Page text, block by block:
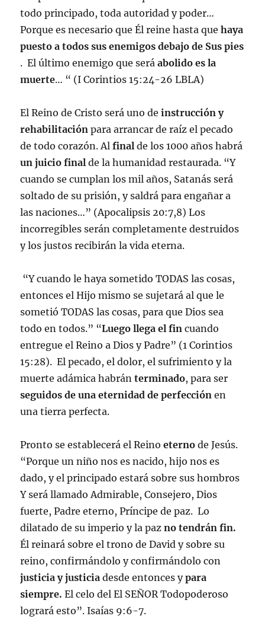
todo principado, toda autoridad y poder…
Porque es necesario que Él reine hasta quehaya
puesto a todos sus enemigos debajo de Sus pies
. El último enemigo que seráabolido es la
muerte… “ (I Corintios 15:24-26 LBLA)
El Reino de Cristo será uno deinstrucción y
rehabilitación para arrancar de raíz el pecado
de todo corazón. Alfinal de los 1000 años habrá
un juicio final de la humanidad restaurada. “Y
cuando se cumplan los mil años, Satanás será
soltado de su prisión, y saldrá para engañar a
las naciones…” (Apocalipsis 20:7,8) Los
incorregibles serán completamente destruidos
y los justos recibirán la vida eterna.
“Y cuando le haya sometido TODAS las cosas,
entonces el Hijo mismo se sujetará al que le
sometió TODAS las cosas, para que Dios sea
todo en todos.” “Luego llega el fincuando
entregue el Reino a Dios y Padre” (1 Corintios
15:28). El pecado, el dolor, el sufrimiento y la
muerte adámica habránterminado, para ser
seguidos de una eternidad de perfección en
una tierra perfecta.
Pronto se establecerá el Reinoeterno de Jesús.
“Porque un niño nos es nacido, hijo nos es
dado, y el principado estará sobre sus hombros
Y será llamado Admirable, Consejero, Dios
fuerte, Padre eterno, Príncipe de paz. Lo
dilatado de su imperio y la pazno tendrán fin.
Él reinará sobre el trono de David y sobre su
reino, confirmándolo y confirmándolo con
justicia y justicia desde entonces ypara
siempre. El celo del El SEÑOR Todopoderoso
logrará esto”. Isaías 9:6-7.